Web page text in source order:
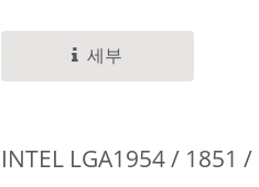
세부
INTEL LGA1954 / 1851